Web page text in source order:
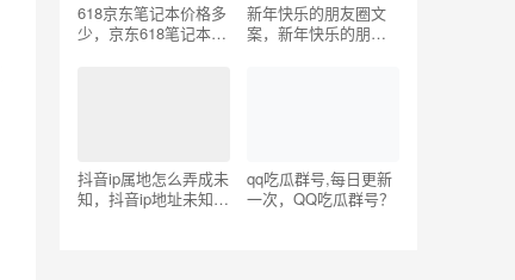
618京东笔记本价格多
少，京东618笔记本电
新年快乐的朋友圈文
案，新年快乐的朋友
抖音ip属地怎么弄成未
知，抖音ip地址未知怎
qq吃瓜群号,每日更新
一次，QQ吃瓜群号？